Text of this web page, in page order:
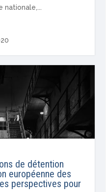
de détention
européenne des
perspectives pour